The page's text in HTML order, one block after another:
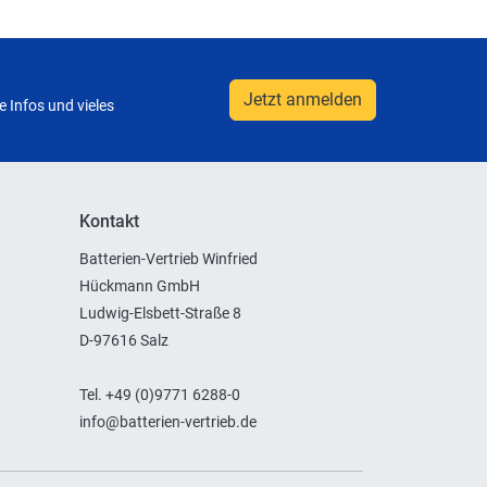
Infos und vieles Jetzt anmelden
Kontakt
Batterien-Vertrieb Winfried
Hückmann GmbH
Ludwig-Elsbett-Straße 8
D-97616 Salz
Tel. +49 (0)9771 6288-0
info@batterien-vertrieb.de